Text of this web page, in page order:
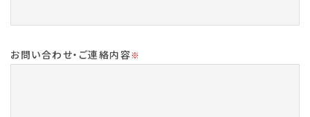
お問い合わせ・ご連絡内容※